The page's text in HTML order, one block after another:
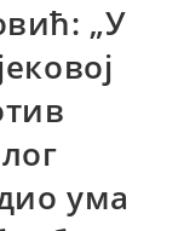
„У
ума